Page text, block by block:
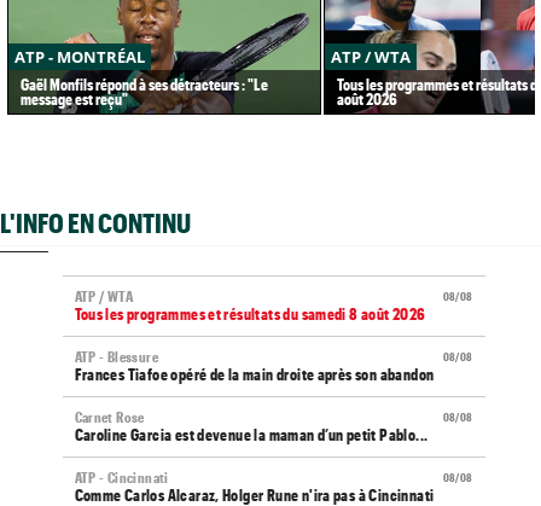
ATP - MONTRÉAL
Gaël Monfils répond à ses détracteurs : "Le
message est reçu"
ATP / WTA
Tous les programmes et résultats
août 2026
L'INFO EN CONTINU
08/08
ATP / WTA
Tous les programmes et résultats du samedi 8 août 2026
08/08
ATP - Blessure
Frances Tiafoe opéré de la main droite après son abandon
08/08
Carnet Rose
Caroline Garcia est devenue la maman d’un petit Pablo...
08/08
ATP - Cincinnati
Comme Carlos Alcaraz, Holger Rune n'ira pas à Cincinnati